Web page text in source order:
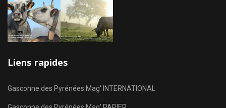
Liens rapides
Gasconne des Pyrénées Mag' INTERNATIONAL